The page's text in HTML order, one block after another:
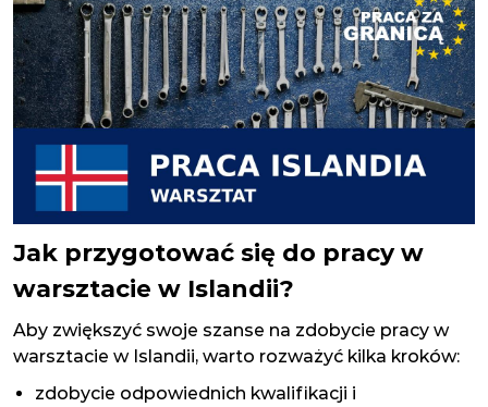
Jak przygotować się do pracy w
warsztacie w Islandii?
Aby zwiększyć swoje szanse na zdobycie pracy w
warsztacie w Islandii, warto rozważyć kilka kroków:
zdobycie odpowiednich kwalifikacji i